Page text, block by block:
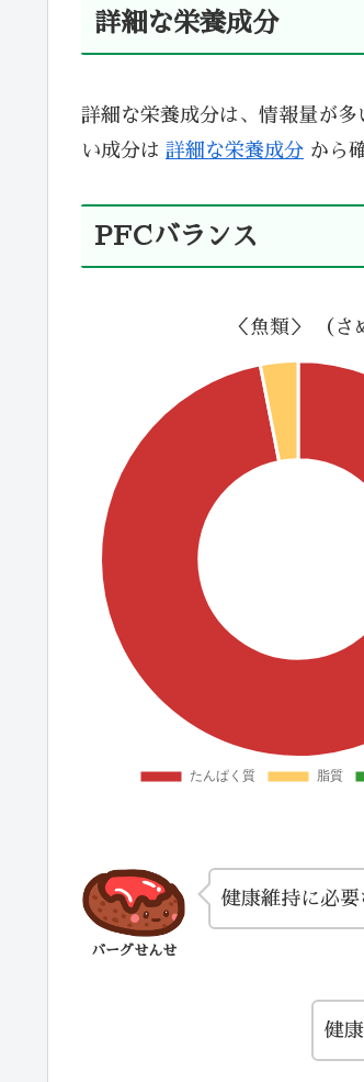
詳細な栄養成分
詳細な栄養成分は、情報量が
い成分は 詳細な栄養成分 から
PFCバランス
＜魚類＞ （
バーグせんせ
健康維持に必要
健